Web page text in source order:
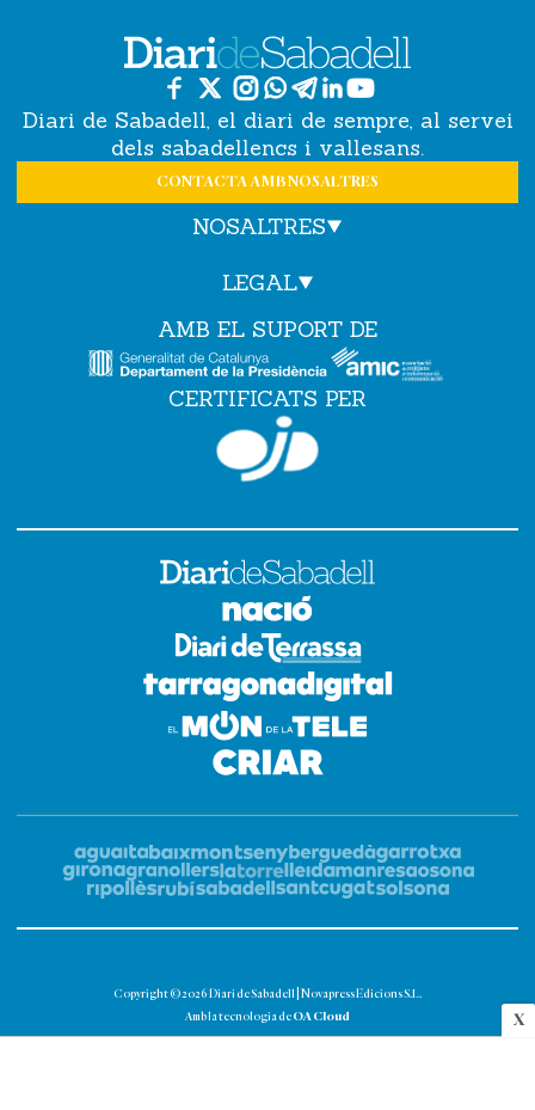
X
Diari de Sabadell, el diari de sempre, al servei
dels sabadellencs i vallesans.
CONTACTA AMB NOSALTRES
NOSALTRES
LEGAL
AMB EL SUPORT DE
CERTIFICATS PER
Copyright © 2026 Diari de Sabadell | Novapress Edicions S.L.
Amb la tecnologia de OA Cloud